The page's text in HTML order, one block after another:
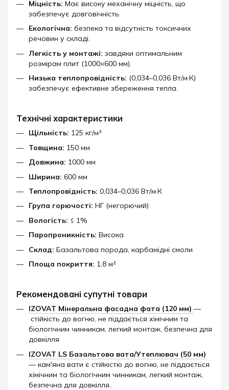
Міцність: Має високу механічну міцність, що
забезпечує довговічність.
Екологічна: безпека та відсутність токсичних
речовин у складі.
Легкість у монтажі: завдяки оптимальним
розмірам плит (1000×600 мм).​
Низька теплопровідність: (0,034–0,036 Вт/м·К)
забезпечує ефективне збереження тепла.
Технічні характеристики
Щільність: 125 кг/м³
Товщина: 150 мм
Довжина: 1000 мм
Ширина: 600 мм
Теплопровідність: 0,034–0,036 Вт/м·К
Група горючості: НГ (негорючий)
Вологість: ≤ 1%
Паропроникність: Висока
Склад: Базальтова порода, карбамідні смоли
Площа покриття: 1,8 м²​
Рекомендовані супутні товари
IZOVAT Мінеральна фасадна фата (120 мм) —
стійкість до вогню, не піддається хімічним та
біологічним чинникам, легкий монтаж, безпечна для
довкілля
IZOVAT LS Базальтова вата/Утеплювач (50 мм)
— кам'яна вати є стійкістю до вогню, не піддається
хімічним та біологічним чинникам, легкий монтаж,
безпечна для довкілля..